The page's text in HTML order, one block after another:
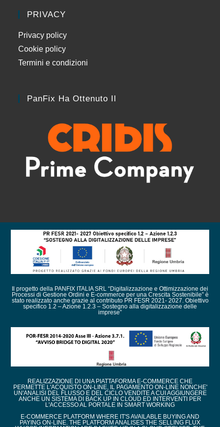
PRIVACY
Privacy policy
Cookie policy
Termini e condizioni
PanFix Ha Ottenuto Il
Il progetto della PANFIX ITALIA SRL “Digitalizzazione e Ottimizzazione dei
Processi di Gestione Ordini e E-commerce per una Crescita Sostenibile” è
stato realizzato anche grazie al contributo PR FESR 2021- 2027. Obiettivo
specifico 1.2 – Azione 1.2.3 – Sostegno alla digitalizzazione delle
imprese”
REALIZZAZIONE DI UNA PIATTAFORMA E-COMMERCE CHE
PERMETTE L'ACQUISTO ON-LINE, IL PAGAMENTO ON-LINE NONCHE'
UN'ANALISI DEL FLUSSO E DEL CICLO VENDITE A CUI AGGIUNGERE
ANCHE UN SISTEMA DI BACK UP IN CLOUD ED INTERVENTI PER
L'ACCESSO AL PORTALE IN SMART WORKING
E-COMMERCE PLATFORM WHERE IT'S AVAILABLE BUYING AND
PAYING ON-LINE. THE PLATFORM ANALISES THE SELLING FLUX